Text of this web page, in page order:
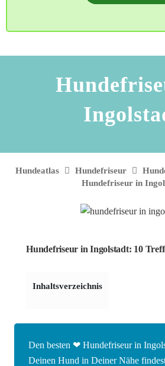
Hundeatlas Hundefriseur
Hundefriseur in
Hundefriseur in Ingolstadt: 10
Inhaltsverzeichnis
Den besten ❤ Hundefriseur in
Deinen Hund in Deiner Nähe